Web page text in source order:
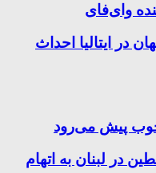
وای‌فای
در ایتالیا احداث
خوب پیش می‌رود
در لبنان به اتهام